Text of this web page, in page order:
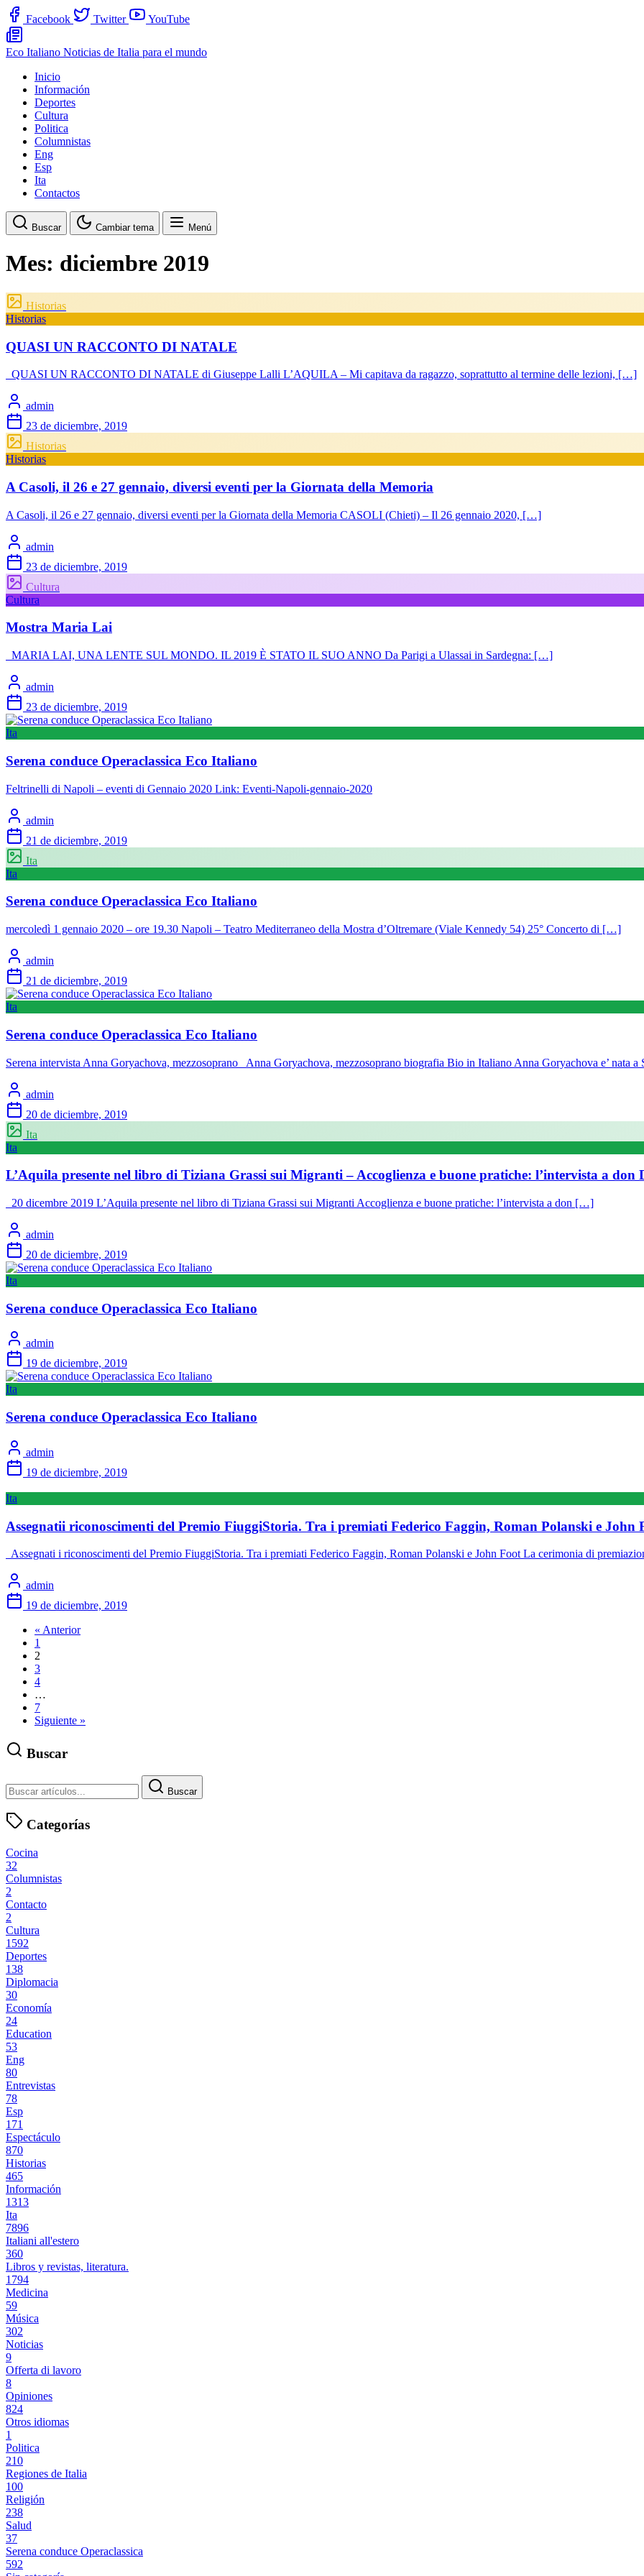
Facebook Twitter YouTube
Eco Italiano Noticias de Italia para el mundo
Inicio
Información
Deportes
Cultura
Politica
Columnistas
Eng
Esp
Ita
Contactos
Buscar Cambiar tema Menú
Mes: diciembre 2019
Historias
Historias
QUASI UN RACCONTO DI NATALE
QUASI UN RACCONTO DI NATALE di Giuseppe Lalli L’AQUILA – Mi capitava da ragazzo, soprattutto al termine delle lezioni, […]
admin
23 de diciembre, 2019
Historias
Historias
A Casoli, il 26 e 27 gennaio, diversi eventi per la Giornata della Memoria
A Casoli, il 26 e 27 gennaio, diversi eventi per la Giornata della Memoria CASOLI (Chieti) – Il 26 gennaio 2020, […]
admin
23 de diciembre, 2019
Cultura
Cultura
Mostra Maria Lai
MARIA LAI, UNA LENTE SUL MONDO. IL 2019 È STATO IL SUO ANNO Da Parigi a Ulassai in Sardegna: […]
admin
23 de diciembre, 2019
Ita
Serena conduce Operaclassica Eco Italiano
Feltrinelli di Napoli – eventi di Gennaio 2020 Link: Eventi-Napoli-gennaio-2020
admin
21 de diciembre, 2019
Ita
Ita
Serena conduce Operaclassica Eco Italiano
mercoledì 1 gennaio 2020 – ore 19.30 Napoli – Teatro Mediterraneo della Mostra d’Oltremare (Viale Kennedy 54) 25° Concerto di […]
admin
21 de diciembre, 2019
Ita
Serena conduce Operaclassica Eco Italiano
Serena intervista Anna Goryachova, mezzosoprano Anna Goryachova, mezzosoprano biografia Bio in Italiano Anna Goryachova e’ nata
admin
20 de diciembre, 2019
Ita
Ita
L’Aquila presente nel libro di Tiziana Grassi sui Migranti – Accoglienza e buone pratiche: l’intervista a don
20 dicembre 2019 L’Aquila presente nel libro di Tiziana Grassi sui Migranti Accoglienza e buone pratiche: l’intervista a don […]
admin
20 de diciembre, 2019
Ita
Serena conduce Operaclassica Eco Italiano
admin
19 de diciembre, 2019
Ita
Serena conduce Operaclassica Eco Italiano
admin
19 de diciembre, 2019
Ita
Assegnatii riconoscimenti del Premio FiuggiStoria. Tra i premiati Federico Faggin, Roman Polanski e John
Assegnati i riconoscimenti del Premio FiuggiStoria. Tra i premiati Federico Faggin, Roman Polanski e John Foot La cerimonia di
admin
19 de diciembre, 2019
« Anterior
1
2
3
4
…
7
Siguiente »
Buscar
Buscar
Categorías
Cocina
32
Columnistas
2
Contacto
2
Cultura
1592
Deportes
138
Diplomacia
30
Economía
24
Education
53
Eng
80
Entrevistas
78
Esp
171
Espectáculo
870
Historias
465
Información
1313
Ita
7896
Italiani all'estero
360
Libros y revistas, literatura.
1794
Medicina
59
Música
302
Noticias
9
Offerta di lavoro
8
Opiniones
824
Otros idiomas
1
Politica
210
Regiones de Italia
100
Religión
238
Salud
37
Serena conduce Operaclassica
592